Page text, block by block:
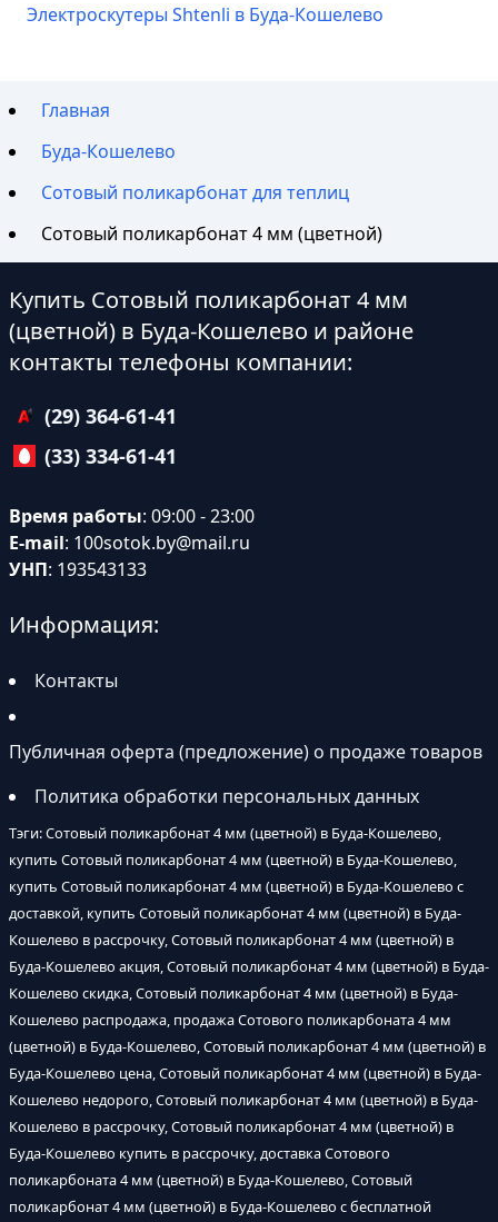
Электроскутеры Shtenli в Буда-Кошелево
Главная
Буда-Кошелево
Сотовый поликарбонат для теплиц
Сотовый поликарбонат 4 мм (цветной)
Купить Сотовый поликарбонат 4 мм
(цветной) в Буда-Кошелево и районе
контакты телефоны компании:
(29) 364-61-41
(33) 334-61-41
Время работы: 09:00 - 23:00
E-mail: 100sotok.by@mail.ru
УНП: 193543133
Информация:
Контакты
Публичная оферта (предложение) о продаже товаров
Политика обработки персональных данных
Тэги: Сотовый поликарбонат 4 мм (цветной) в Буда-Кошелево,
купить Сотовый поликарбонат 4 мм (цветной) в Буда-Кошелево,
купить Сотовый поликарбонат 4 мм (цветной) в Буда-Кошелево с
доставкой, купить Сотовый поликарбонат 4 мм (цветной) в Буда-
Кошелево в рассрочку, Сотовый поликарбонат 4 мм (цветной) в
Буда-Кошелево акция, Сотовый поликарбонат 4 мм (цветной) в Буда-
Кошелево скидка, Сотовый поликарбонат 4 мм (цветной) в Буда-
Кошелево распродажа, продажа Сотового поликарбоната 4 мм
(цветной) в Буда-Кошелево, Сотовый поликарбонат 4 мм (цветной) в
Буда-Кошелево цена, Сотовый поликарбонат 4 мм (цветной) в Буда-
Кошелево недорого, Сотовый поликарбонат 4 мм (цветной) в Буда-
Кошелево в рассрочку, Сотовый поликарбонат 4 мм (цветной) в
Буда-Кошелево купить в рассрочку, доставка Сотового
поликарбоната 4 мм (цветной) в Буда-Кошелево, Сотовый
поликарбонат 4 мм (цветной) в Буда-Кошелево с бесплатной